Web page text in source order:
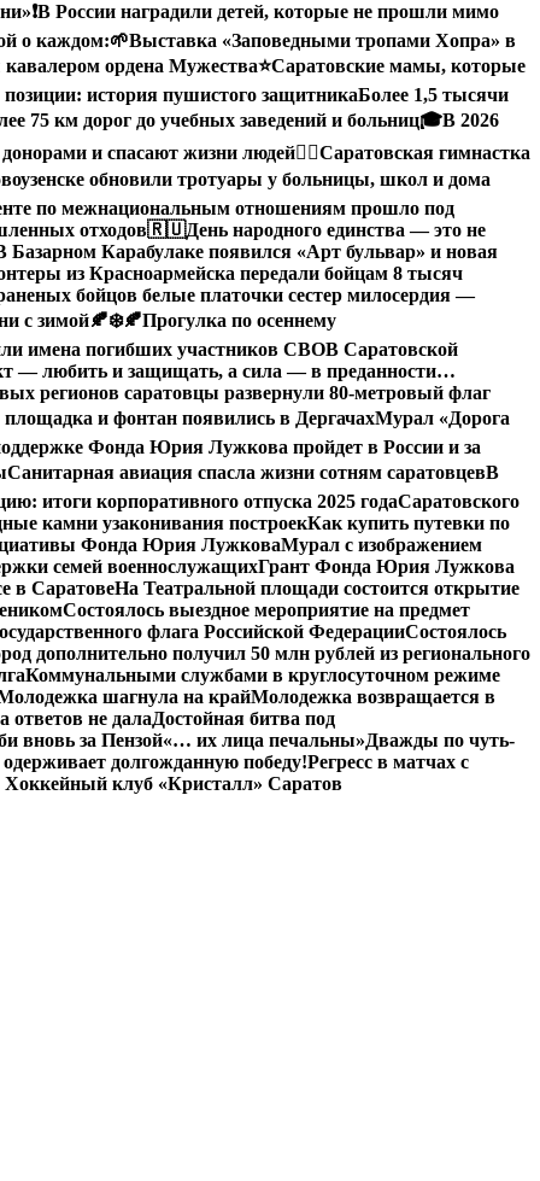
❗️В России наградили детей, которые не прошли мимо
о каждом:🌱Выставка «Заповедными тропами Хопра» в
ордена Мужества⭐️Саратовские мамы, которые
история пушистого защитникаБолее 1,5 тысячи
75 км дорог до учебных заведений и больниц🎓В 2026
и спасают жизни людей🤸‍♀️Саратовская гимнастка
обновили тротуары у больницы, школ и дома
по межнациональным отношениям прошло под
отходов🇷🇺День народного единства — это не
Базарном Карабулаке появился «Арт бульвар» и новая
из Красноармейска передали бойцам 8 тысяч
бойцов белые платочки сестер милосердия —
с зимой🍂❄️🍂Прогулка по осеннему
имена погибших участников СВОВ Саратовской
— любить и защищать, а сила — в преданности…
регионов саратовцы развернули 80-метровый флаг
и фонтан появились в ДергачахМурал «Дорога
Фонда Юрия Лужкова пройдет в России и за
Санитарная авиация спасла жизни сотням саратовцевВ
итоги корпоративного отпуска 2025 годаСаратовского
камни узаконивания построекКак купить путевки по
Фонда Юрия ЛужковаМурал с изображением
семей военнослужащихГрант Фонда Юрия Лужкова
в СаратовеНа Театральной площади состоится открытие
Состоялось выездное мероприятие на предмет
флага Российской ФедерацииСостоялось
дополнительно получил 50 млн рублей из регионального
Коммунальными службами в круглосуточном режиме
шагнула на крайМолодежка возвращается в
ответов не далаДостойная битва под
вновь за Пензой«… их лица печальны»Дважды по чуть-
долгожданную победу!Регресс в матчах с
клуб «Кристалл» Саратов